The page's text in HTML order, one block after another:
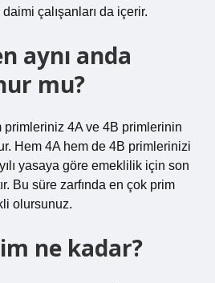
çalışanları da içerir.
aynı anda
mu?
primleriniz 4A ve 4B primlerinin
Hem 4A hem de 4B primlerinizi
yasaya göre emeklilik için son
Bu süre zarfında en çok prim
olursunuz.
ne kadar?